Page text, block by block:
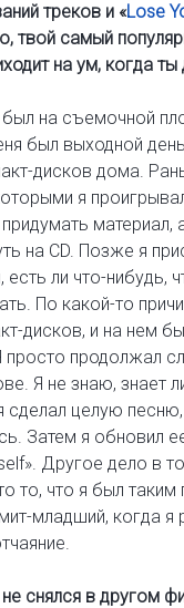
треков и «Lose
твой самый
на ум, когда
на съемочной
был выходной
дисков дома.
я
материал,
на CD. Позже я
есть ли что-нибудь,
По какой-то
дисков, и на нем
просто продолжал
Я не знаю, знает
сделал целую
Затем я обновил
Другое дело в
то, что я был
младший, когда я
снялся в другом